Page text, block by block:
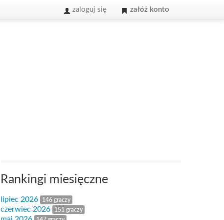
zaloguj się załóż konto
Rankingi miesięczne
lipiec 2026 146 graczy
czerwiec 2026 151 graczy